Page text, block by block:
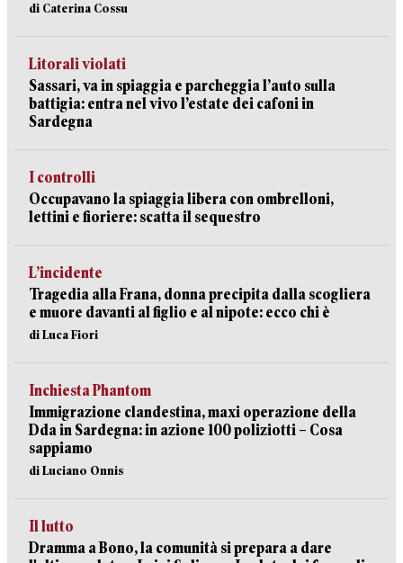
di Caterina Cossu
Litorali violati
Sassari, va in spiaggia e parcheggia l’auto sulla
battigia: entra nel vivo l’estate dei cafoni in
Sardegna
I controlli
Occupavano la spiaggia libera con ombrelloni,
lettini e fioriere: scatta il sequestro
L’incidente
Tragedia alla Frana, donna precipita dalla scogliera
e muore davanti al figlio e al nipote: ecco chi è
di Luca Fiori
Inchiesta Phantom
Immigrazione clandestina, maxi operazione della
Dda in Sardegna: in azione 100 poliziotti – Cosa
sappiamo
di Luciano Onnis
Il lutto
Dramma a Bono, la comunità si prepara a dare